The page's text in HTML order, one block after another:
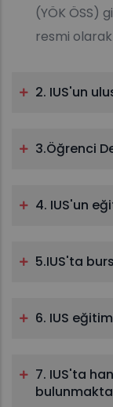
(YÖK ÖSS)
resmi
2. IUS'un
3.Öğrenci
4. IUS'un
5.IUS'ta
6. IUS
7. IUS'ta